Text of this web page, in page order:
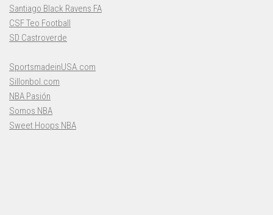
Santiago Black Ravens FA
CSF Teo Football
SD Castroverde
SportsmadeinUSA.com
Sillonbol.com
NBA Pasión
Somos NBA
Sweet Hoops NBA